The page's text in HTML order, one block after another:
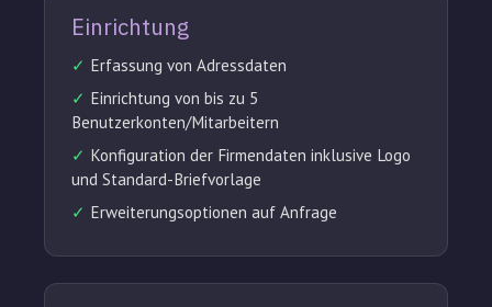
Einrichtung
✓ Erfassung von Adressdaten
✓ Einrichtung von bis zu 5
Benutzerkonten/Mitarbeitern
✓ Konfiguration der Firmendaten inklusive Logo
und Standard-Briefvorlage
✓ Erweiterungsoptionen auf Anfrage